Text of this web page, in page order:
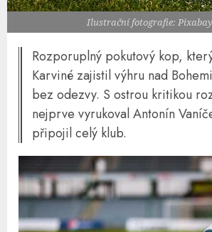
Ilustrační fotografie:
Rozporuplný pokutový kop,
Karviné zajistil výhru nad
bez odezvy. S ostrou kritikou
nejprve vyrukoval Antonín
připojil celý klub.